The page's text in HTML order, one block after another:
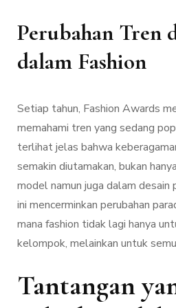
Perubahan Tren
dalam Fashion
Setiap tahun, Fashion Awards
memahami tren yang sedang
terlihat jelas bahwa
semakin diutamakan, bukan
model namun juga dalam desain
ini mencerminkan perubahan
mana fashion tidak lagi hanya
kelompok, melainkan untuk
Tantangan